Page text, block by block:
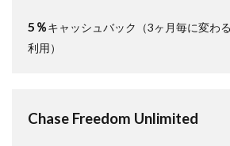
5％キャッシュバック（3ヶ月毎に変わ
利用）
Chase Freedom Unlimited